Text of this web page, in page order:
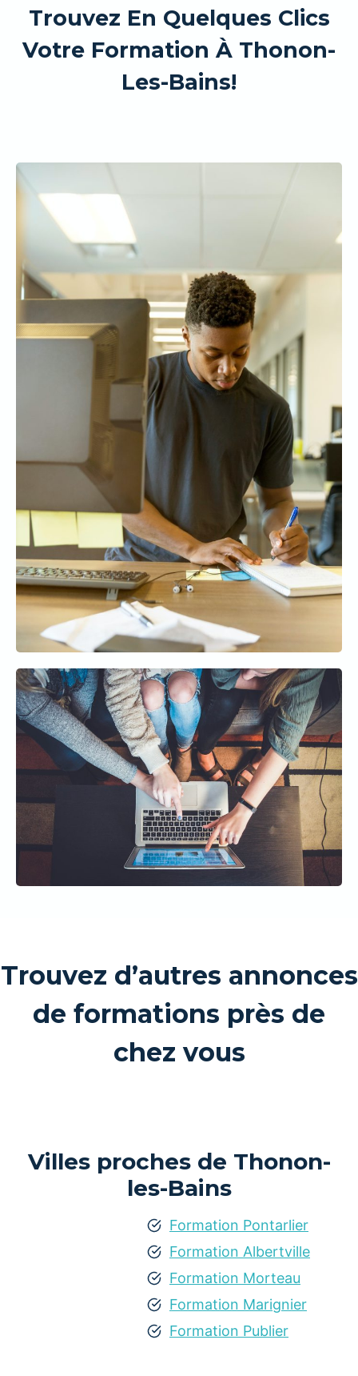
Trouvez En Quelques Clics
Votre Formation À Thonon-
Les-Bains!
Trouvez d’autres annonces
de formations près de
chez vous
Villes proches de Thonon-
les-Bains
Formation Pontarlier
Formation Albertville
Formation Morteau
Formation Marignier
Formation Publier